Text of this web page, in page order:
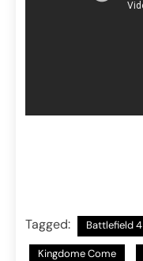
Tagged: Battlefield 4
Kingdome Come